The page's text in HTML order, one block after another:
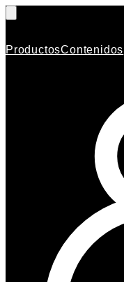
ProductosContenidos